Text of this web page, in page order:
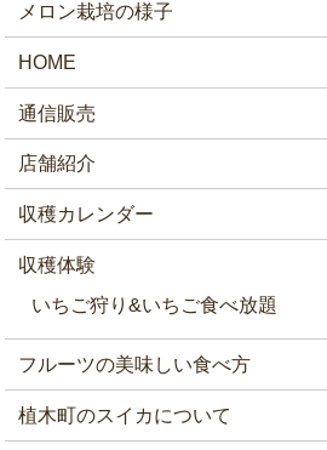
メロン栽培の様子
HOME
通信販売
店舗紹介
収穫カレンダー
収穫体験
いちご狩り&いちご食べ放題
フルーツの美味しい食べ方
植木町のスイカについて